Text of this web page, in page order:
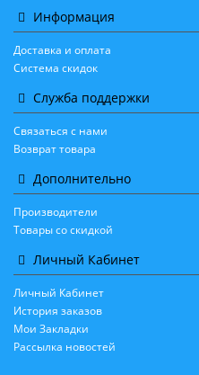
Информация
Доставка и оплата
Система скидок
Служба поддержки
Связаться с нами
Возврат товара
Дополнительно
Производители
Товары со скидкой
Личный Кабинет
Личный Кабинет
История заказов
Мои Закладки
Рассылка новостей